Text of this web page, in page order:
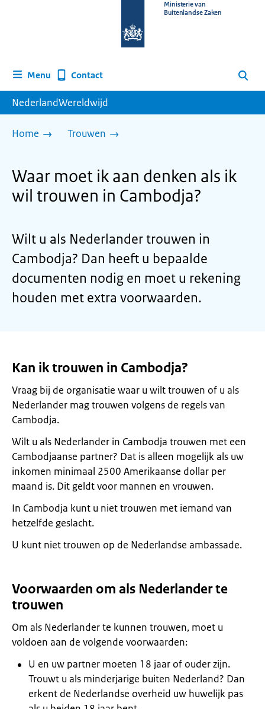
homepage
Ministerie van
Buitenlandse Zaken
Menu Contact Zoeken
NederlandWereldwijd
Home Trouwen
Waar moet ik aan denken als ik
wil trouwen in Cambodja?
Wilt u als Nederlander trouwen in
Cambodja? Dan heeft u bepaalde
documenten nodig en moet u rekening
houden met extra voorwaarden.
Kan ik trouwen in Cambodja?
Vraag bij de organisatie waar u wilt trouwen of u als
Nederlander mag trouwen volgens de regels van
Cambodja.
Wilt u als Nederlander in Cambodja trouwen met een
Cambodjaanse partner? Dat is alleen mogelijk als uw
inkomen minimaal 2500 Amerikaanse dollar per
maand is. Dit geldt voor mannen en vrouwen.
In Cambodja kunt u niet trouwen met iemand van
hetzelfde geslacht.
U kunt niet trouwen op de Nederlandse ambassade.
Voorwaarden om als Nederlander te
trouwen
Om als Nederlander te kunnen trouwen, moet u
voldoen aan de volgende voorwaarden:
U en uw partner moeten 18 jaar of ouder zijn.
Trouwt u als minderjarige buiten Nederland? Dan
erkent de Nederlandse overheid uw huwelijk pas